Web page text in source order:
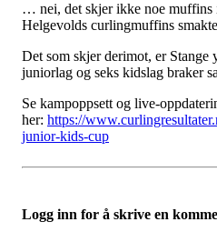
… nei, det skjer ikke noe muffins
Helgevolds curlingmuffins
Det som skjer derimot, er
juniorlag og seks kidslag braker
Se kampoppsett og live-
her: https://
junior-kids-cup
Logg inn for å skrive en